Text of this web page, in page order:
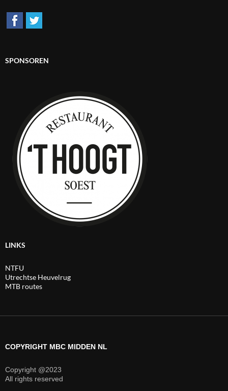
SPONSOREN
LINKS
NTFU
Utrechtse Heuvelrug
MTB routes
COPYRIGHT MBC MIDDEN NL
Copyright @2023
All rights reserved